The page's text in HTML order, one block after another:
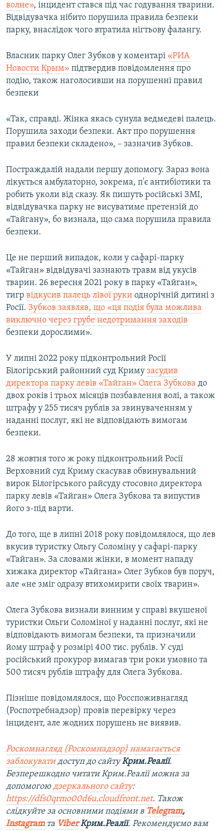
волне», інцидент стався під час годування тварини.
Відвідувачка нібито порушила правила безпеки
парку, внаслідок чого втратила нігтьову фалангу.
Власник парку Олег Зубков у коментарі «РИА
Новости Крым» підтвердив повідомлення про
подію, також наголосивши на порушенні правил
безпеки
«Так, справді. Жінка якась сунула ведмедеві палець.
Порушила заходи безпеки. Акт про порушення
правил безпеки складено», – зазначив Зубков.
Постраждалій надали першу допомогу. Зараз вона
лікується амбулаторно, зокрема, п'є антибіотики та
робить уколи від сказу. Як пишуть російські ЗМІ,
відвідувачка парку не висуватиме претензій до
«Тайгану», бо визнала, що сама порушила правила
безпеки.
Це не перший випадок, коли у сафарі-парку
«Тайган» відвідувачі зазнають травм від укусів
тварин. 26 вересня 2021 року в парку «Тайган»,
тигр відкусив палець лівої руки однорічній дитині з
Росії. Зубков заявляв, що «ця подія була можлива
виключно через грубе недотримання заходів
безпеки дорослими».
У липні 2022 року підконтрольний Росії
Білогірський районний суд Криму засудив
директора парку левів «Тайган» Олега Зубкова до
двох років і трьох місяців позбавлення волі, а також
штрафу у 255 тисяч рублів за звинуваченням у
наданні послуг, які не відповідають вимогам
безпеки.
28 жовтня того ж року підконтрольний Росії
Верховний суд Криму скасував обвинувальний
вирок Білогірського райсуду стосовно директора
парку левів «Тайган» Олега Зубкова та випустив
його з-під варти.
До того, ще в липні 2018 року повідомлялося, що лев
вкусив туристку Ольгу Соломіну у сафарі-парку
«Тайган». За словами жінки, в момент нападу
хижака директор «Тайгана» Олег Зубков був поруч,
але «не зміг одразу втихомирити своїх тварин».
Олега Зубкова визнали винним у справі вкушеної
туристки Ольги Соломіної у наданні послуг, які не
відповідають вимогам безпеки, та призначили
йому штраф у розмірі 400 тис. рублів. У суді
російський прокурор вимагав три роки умовно та
500 тисяч рублів штрафу для Олега Зубкова.
Пізніше повідомлялося, що Росспоживнагляд
(Роспотребнадзор) провів перевірку через
інцидент, але жодних порушень не виявив. ​
Роскомнагляд (Роскомнадзор) намагається
заблокуватидоступ до сайтуКрим.Реалії.
Безперешкодно читати Крим.Реалії можна за
допомогою дзеркального сайту:
https://dfs0qrmo00d6u.cloudfront.net. Також
слідкуйте за основними подіями в Telegram,
Instagramта ViberКрим.Реалії. Рекомендуємо вам